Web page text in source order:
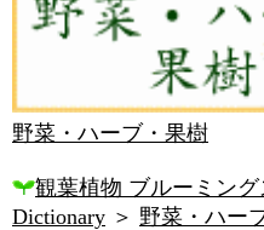
野菜・ハーブ・果樹
観葉植物 ブルーミング
Dictionary ＞ 野菜・ハー